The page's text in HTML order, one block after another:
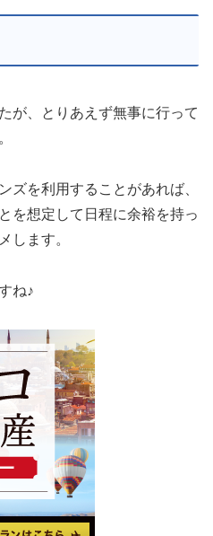
が、とりあえず無事に行って
ズを利用することがあれば、
を想定して日程に余裕を持っ
します。
ね♪